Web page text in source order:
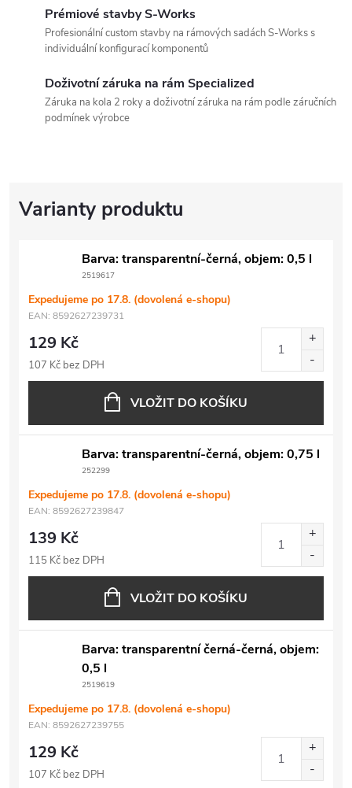
Prémiové stavby S-Works
Profesionální custom stavby na rámových sadách S-Works s
individuální konfigurací komponentů
Doživotní záruka na rám Specialized
Záruka na kola 2 roky a doživotní záruka na rám podle záručních
podmínek výrobce
Barva: transparentní-černá, objem: 0,5 l
2519617
Expedujeme po 17.8. (dovolená e-shopu)
EAN: 8592627239731
129 Kč
107 Kč bez DPH
VLOŽIT DO KOŠÍKU
Barva: transparentní-černá, objem: 0,75 l
252299
Expedujeme po 17.8. (dovolená e-shopu)
EAN: 8592627239847
139 Kč
115 Kč bez DPH
VLOŽIT DO KOŠÍKU
Barva: transparentní černá-černá, objem:
0,5 l
2519619
Expedujeme po 17.8. (dovolená e-shopu)
EAN: 8592627239755
129 Kč
107 Kč bez DPH